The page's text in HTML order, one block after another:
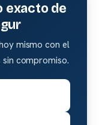
exacto de
mismo con el
compromiso.